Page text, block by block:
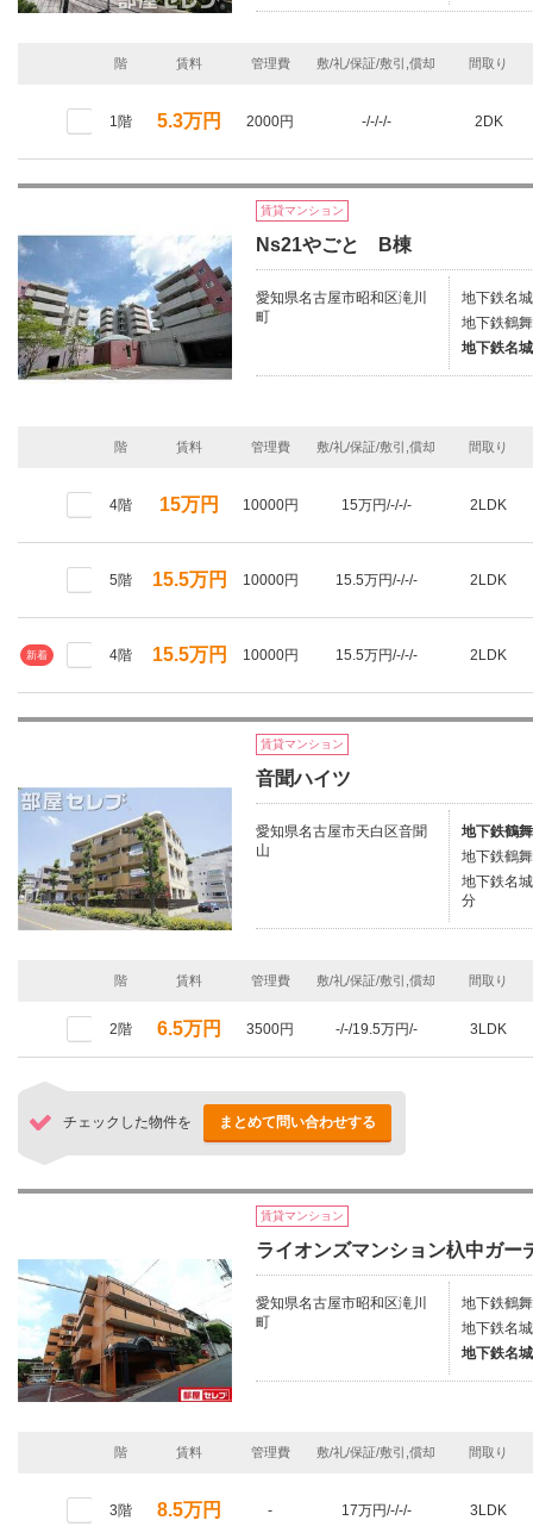
階 賃料 管理費 敷/礼/保証/敷引,償却 間取り
1階 5.3万円 2000円 -/-/-/- 2DK
賃貸マンション
Ns21やごと B棟
愛知県名古屋市昭和区滝川
町
地下鉄名
地下鉄鶴
地下鉄名
階 賃料 管理費 敷/礼/保証/敷引,償却 間取り
4階 15万円 10000円 15万円/-/-/- 2LDK
5階 15.5万円 10000円 15.5万円/-/-/- 2LDK
新着 4階 15.5万円 10000円 15.5万円/-/-/- 2LDK
賃貸マンション
音聞ハイツ
愛知県名古屋市天白区音聞
山
地下鉄鶴
地下鉄鶴
地下鉄名
分
階 賃料 管理費 敷/礼/保証/敷引,償却 間取り
2階 6.5万円 3500円 -/-/19.5万円/- 3LDK
チェックした物件を まとめて問い合わせする
賃貸マンション
ライオンズマンション杁中ガー
愛知県名古屋市昭和区滝川
町
地下鉄鶴
地下鉄名
地下鉄名
階 賃料 管理費 敷/礼/保証/敷引,償却 間取り
3階 8.5万円 - 17万円/-/-/- 3LDK